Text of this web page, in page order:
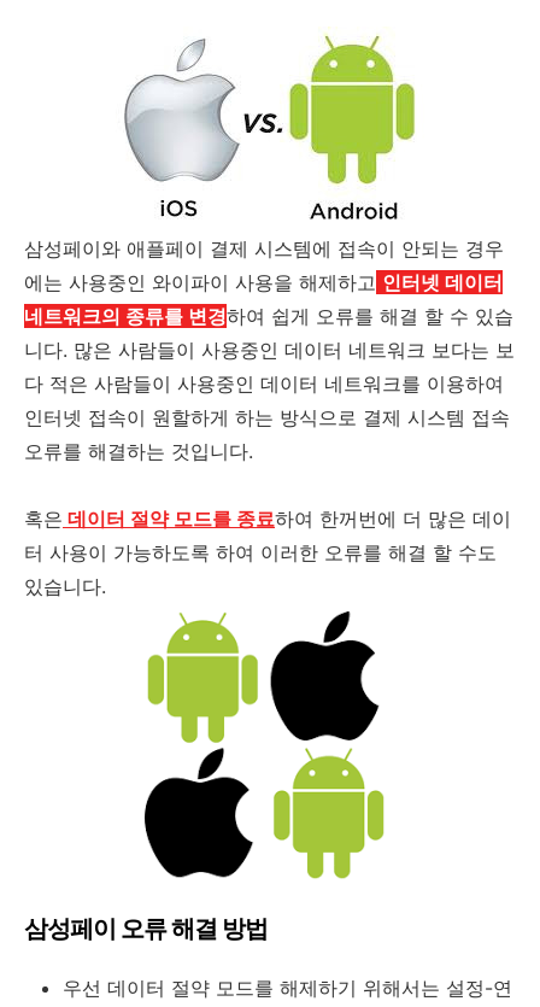
삼성페이와 애플페이 결제 시스템에 접속이 안되는 경우
에는 사용중인 와이파이 사용을 해제하고 인터넷 데이터
네트워크의 종류를 변경하여 쉽게 오류를 해결 할 수 있습
니다. 많은 사람들이 사용중인 데이터 네트워크 보다는 보
다 적은 사람들이 사용중인 데이터 네트워크를 이용하여
인터넷 접속이 원할하게 하는 방식으로 결제 시스템 접속
오류를 해결하는 것입니다.
혹은 데이터 절약 모드를 종료하여 한꺼번에 더 많은 데이
터 사용이 가능하도록 하여 이러한 오류를 해결 할 수도
있습니다.
삼성페이 오류 해결 방법
우선 데이터 절약 모드를 해제하기 위해서는 설정-연